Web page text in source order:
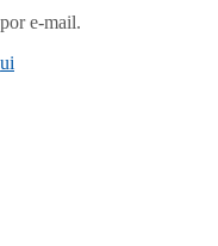
e-mail.